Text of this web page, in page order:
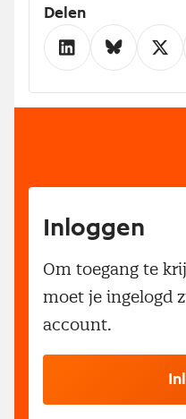
Delen
Inloggen
Om toegang te
moet je ingelogd
account.